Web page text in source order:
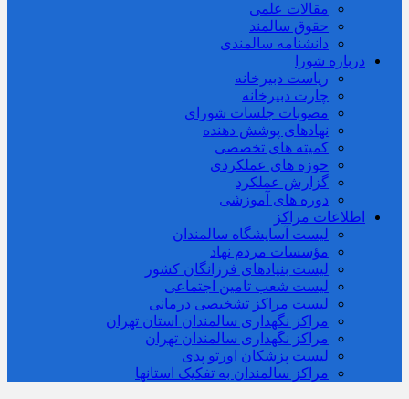
مقالات علمی
حقوق سالمند
دانشنامه سالمندی
درباره شورا
ریاست دبیرخانه
چارت دبیرخانه
مصوبات جلسات شورای
نهادهای پوشش دهنده
کمیته های تخصصی
حوزه های عملکردی
گزارش عملکرد
دوره های آموزشی
اطلاعات مراکز
لیست آسایشگاه سالمندان
مؤسسات مردم نهاد
لیست بنیادهای فرزانگان کشور
لیست شعب تامین اجتماعی
لیست مراکز تشخیصی درمانی
مراکز نگهداری سالمندان استان تهران
مراکز نگهداری سالمندان تهران
لیست پزشکان اورتو پدی
مراکز سالمندان به تفکیک استانها